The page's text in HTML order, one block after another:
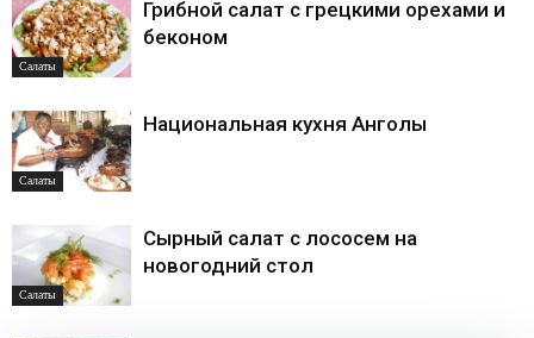
Салаты
Грибной салат с грецкими орехами и
беконом
Салаты
Национальная кухня Анголы
Салаты
Сырный салат с лососем на
новогодний стол